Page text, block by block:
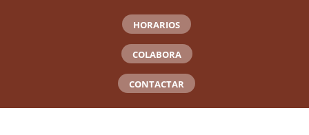
HORARIOS
COLABORA
CONTACTAR